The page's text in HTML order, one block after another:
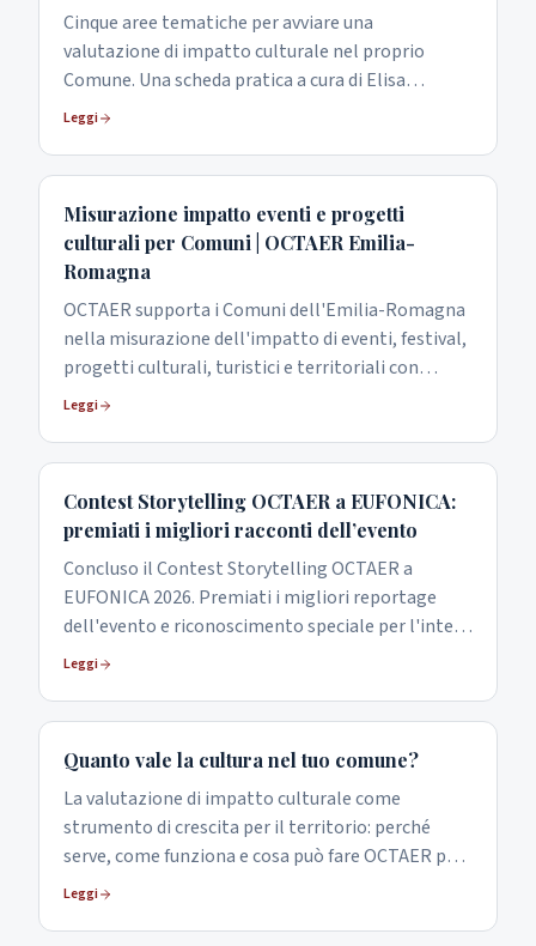
Cinque aree tematiche per avviare una
valutazione di impatto culturale nel proprio
Comune. Una scheda pratica a cura di Elisa
Mereghetti, Responsabile Strategie Impatto
Leggi
Misurazione impatto eventi e progetti
culturali per Comuni | OCTAER Emilia-
Romagna
OCTAER supporta i Comuni dell'Emilia-Romagna
nella misurazione dell'impatto di eventi, festival,
progetti culturali, turistici e territoriali con
indicatori, questionari e report.
Leggi
Contest Storytelling OCTAER a EUFONICA:
premiati i migliori racconti dell’evento
Concluso il Contest Storytelling OCTAER a
EUFONICA 2026. Premiati i migliori reportage
dell'evento e riconoscimento speciale per l'intera
classe con accesso gratuito a uno spettacolo di
Leggi
Quanto vale la cultura nel tuo comune?
La valutazione di impatto culturale come
strumento di crescita per il territorio: perché
serve, come funziona e cosa può fare OCTAER per i
comuni dell'Emilia-Romagna.
Leggi